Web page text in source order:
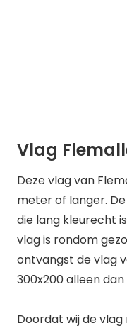
Vlag
Deze vlag van
meter of langer.
die lang kleurecht
vlag is rondom
ontvangst de vlag
300x200 alleen
Doordat wij de